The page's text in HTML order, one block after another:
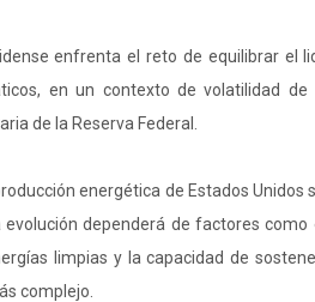
enfrenta el reto de equilibrar el
en un contexto de volatilidad de
de la Reserva Federal.
energética de Estados
dependerá de factores
limpias y la capacidad de
complejo.